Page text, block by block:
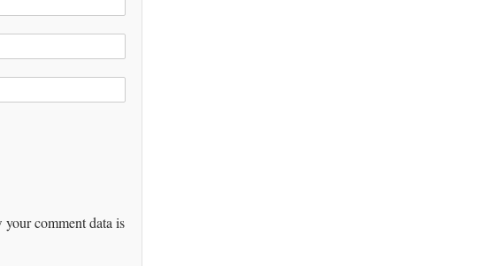
your comment data is